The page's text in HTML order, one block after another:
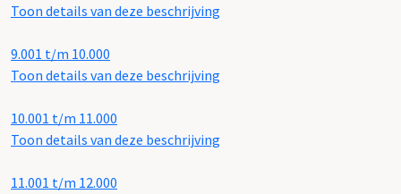
Toon details van deze beschrijving
9.001 t/m 10.000
Toon details van deze beschrijving
10.001 t/m 11.000
Toon details van deze beschrijving
11.001 t/m 12.000